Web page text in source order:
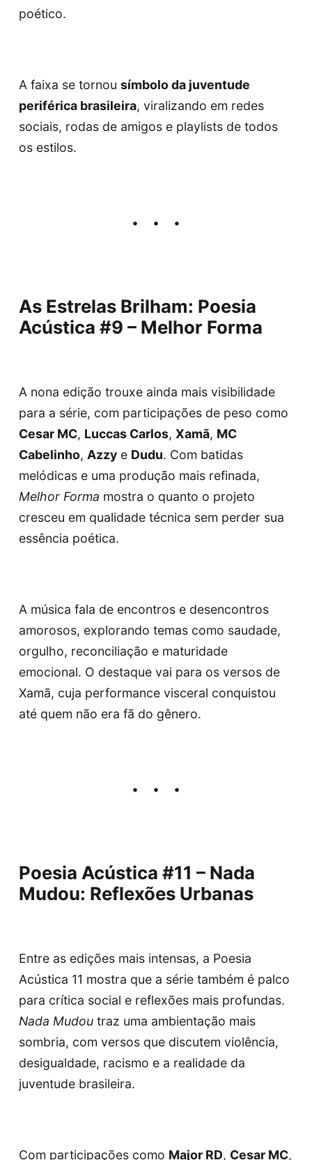
poético.
A faixa se tornou símbolo da juventude
periférica brasileira, viralizando em redes
sociais, rodas de amigos e playlists de todos
os estilos.
As Estrelas Brilham: Poesia
Acústica #9 – Melhor Forma
A nona edição trouxe ainda mais visibilidade
para a série, com participações de peso como
Cesar MC, Luccas Carlos, Xamã, MC
Cabelinho, Azzye Dudu. Com batidas
melódicas e uma produção mais refinada,
Melhor Forma mostra o quanto o projeto
cresceu em qualidade técnica sem perder sua
essência poética.
A música fala de encontros e desencontros
amorosos, explorando temas como saudade,
orgulho, reconciliação e maturidade
emocional. O destaque vai para os versos de
Xamã, cuja performance visceral conquistou
até quem não era fã do gênero.
Poesia Acústica #11 – Nada
Mudou: Reflexões Urbanas
Entre as edições mais intensas, a Poesia
Acústica 11 mostra que a série também é palco
para crítica social e reflexões mais profundas.
Nada Mudoutraz uma ambientação mais
sombria, com versos que discutem violência,
desigualdade, racismo e a realidade da
juventude brasileira.
Com participações como Major RD, Cesar MC,